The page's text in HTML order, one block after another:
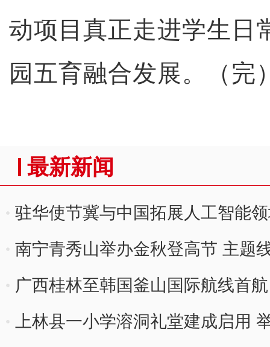
动项目真正走进学生日
园五育融合发展。（完
最新新闻
驻华使节冀与中国拓展人工智能
南宁青秀山举办金秋登高节 主题
广西桂林至韩国釜山国际航线首航
上林县一小学溶洞礼堂建成启用